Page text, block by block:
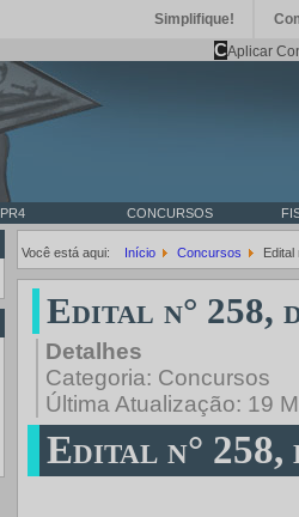
Simplifique!
CAplicar
PR4 CONCURSOS
Você está aqui: Início Concursos Edital
Edital n° 258,
Detalhes
Categoria: Concursos
Última Atualização: 19
Edital n° 258,